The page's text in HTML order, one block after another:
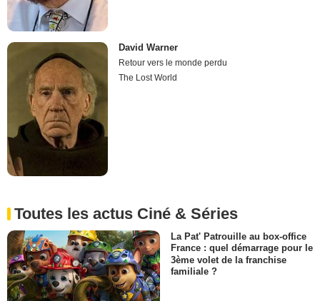
David Warner
Retour vers le monde perdu
The Lost World
Toutes les actus Ciné & Séries
La Pat' Patrouille au box-office
France : quel démarrage pour le
3ème volet de la franchise
familiale ?